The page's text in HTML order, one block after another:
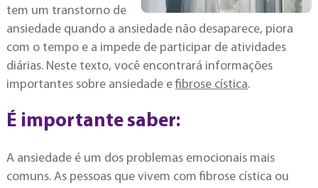
tem um transtorno de
ansiedade quando a ansiedade não desaparece, piora
com o tempo e a impede de participar de atividades
diárias. Neste texto, você encontrará informações
importantes sobre ansiedade efibrose cística.
É importante saber:
A ansiedade é um dos problemas emocionais mais
comuns. As pessoas que vivem com fibrose cística ou